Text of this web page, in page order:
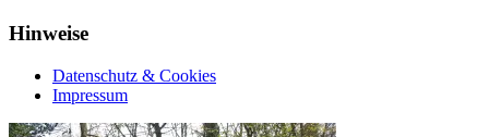
Hinweise
Datenschutz & Cookies
Impressum